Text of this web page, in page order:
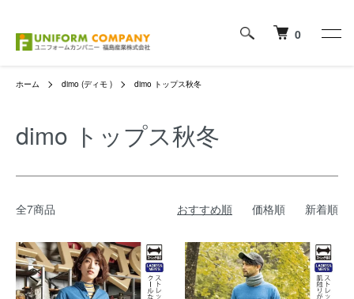
0
ホーム dimo (ディモ ) dimo トップス秋冬
dimo トップス秋冬
全7商品 おすすめ順 価格順 新着順